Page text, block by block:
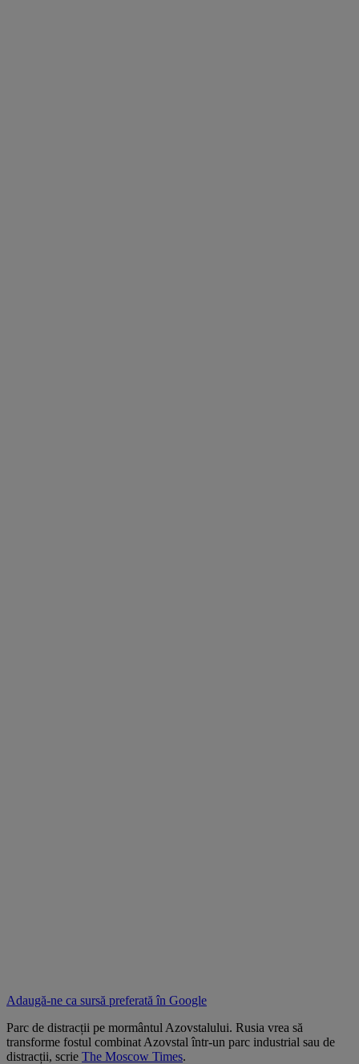
Adaugă-ne ca sursă preferată în Google
Parc de distracții pe mormântul Azovstalului. Rusia vrea să
transforme fostul combinat Azovstal într-un parc industrial sau de
distracții, scrie The Moscow Times.